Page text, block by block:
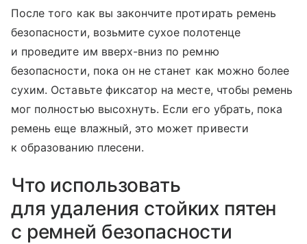
После того как вы закончите протирать ремень
безопасности, возьмите сухое полотенце
и проведите им вверх-вниз по ремню
безопасности, пока он не станет как можно более
сухим. Оставьте фиксатор на месте, чтобы ремень
мог полностью высохнуть. Если его убрать, пока
ремень еще влажный, это может привести
к образованию плесени.
Что использовать
для удаления стойких пятен
с ремней безопасности